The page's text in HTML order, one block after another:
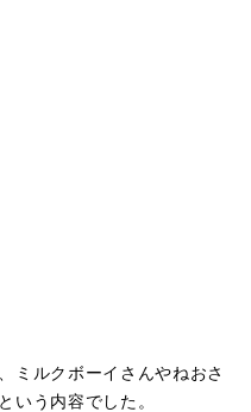
ミルクボーイさんやねおさ
いう内容でした。